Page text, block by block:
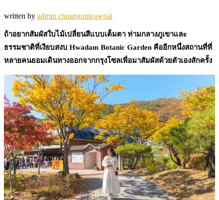
written by admin chuangunteawnai
ถ้าอยากสัมผัสใบไม้เปลี่ยนสีแบบเต็มตา ท่ามกลางภูเขาและ
ธรรมชาติที่เงียบสงบ Hwadam Botanic Garden คืออีกหนึ่งสถานที่ที่
หลายคนยอมเดินทางออกจากกรุงโซลเพื่อมาสัมผัสด้วยตัวเองสักครั้ง